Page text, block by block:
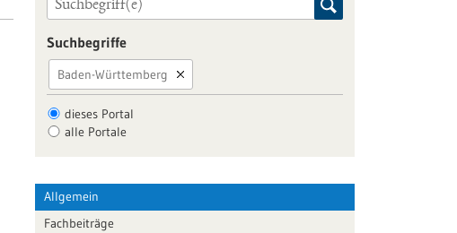
Suchbegriffe
Baden-Württemberg
dieses Portal
alle Portale
Allgemein
Fachbeiträge